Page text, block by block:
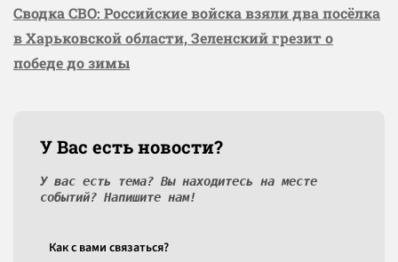
Сводка СВО: Российские войска взяли два посёлка
в Харьковской области, Зеленский грезит о
победе до зимы
У Вас есть новости?
У вас есть тема? Вы находитесь на месте
событий? Напишите нам!
Как c вами связаться?